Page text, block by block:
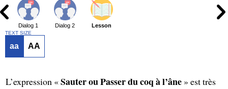
Dialog 1 Dialog 2 Lesson
TEXT SIZE
aa AA
L’expression «Sauter ou Passer du coq à l’âne» est très